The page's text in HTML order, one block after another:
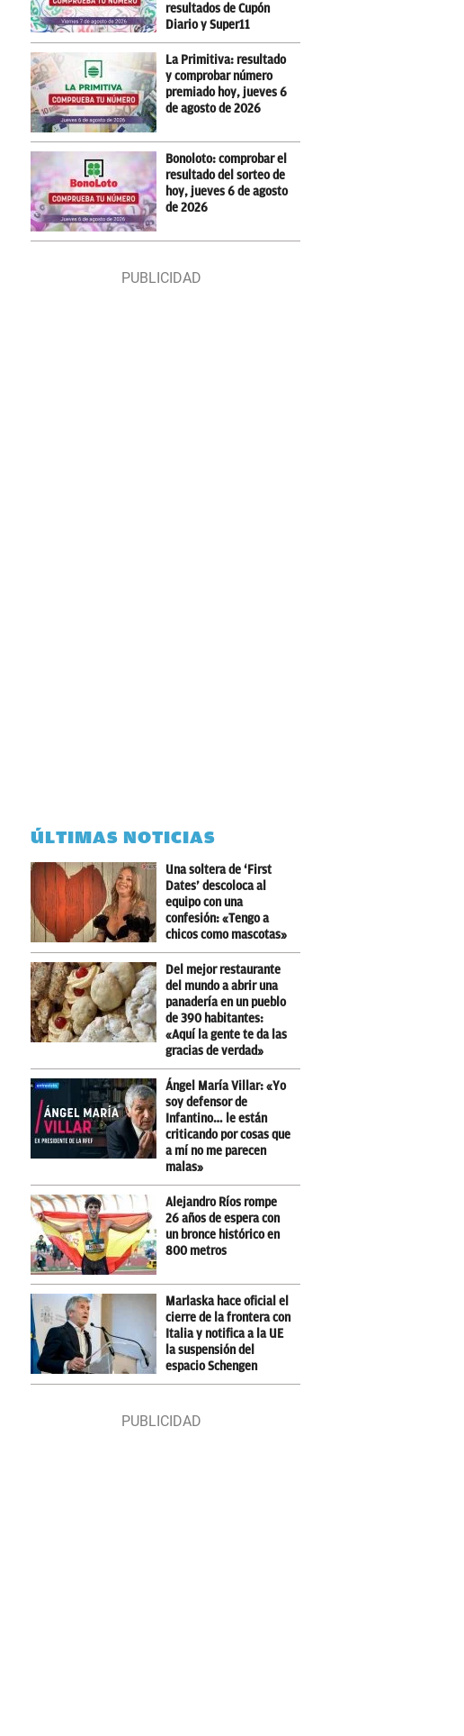
resultados de Cupón
Diario y Super11
La Primitiva: resultado
y comprobar número
premiado hoy, jueves 6
de agosto de 2026
Bonoloto: comprobar el
resultado del sorteo de
hoy, jueves 6 de agosto
de 2026
ÚLTIMAS NOTICIAS
Una soltera de ‘First
Dates’ descoloca al
equipo con una
confesión: «Tengo a
chicos como mascotas»
Del mejor restaurante
del mundo a abrir una
panadería en un pueblo
de 390 habitantes:
«Aquí la gente te da las
gracias de verdad»
Ángel María Villar: «Yo
soy defensor de
Infantino… le están
criticando por cosas que
a mí no me parecen
malas»
Alejandro Ríos rompe
26 años de espera con
un bronce histórico en
800 metros
Marlaska hace oficial el
cierre de la frontera con
Italia y notifica a la UE
la suspensión del
espacio Schengen